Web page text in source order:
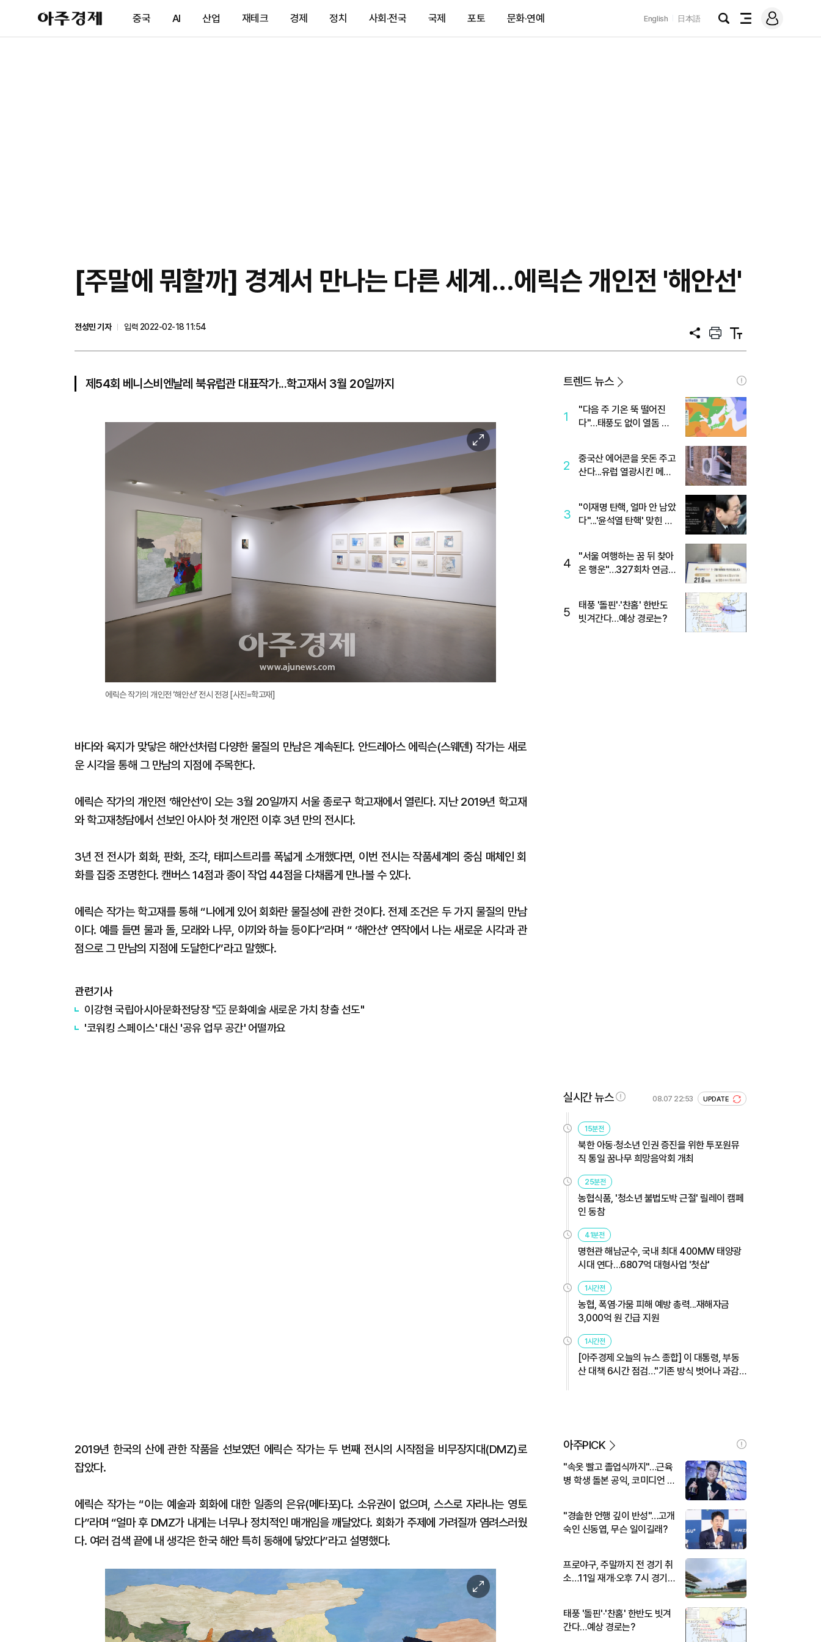
아
주
제
중국 AI 산업 재테크 경제 정치 사회·전국 국제 포토 문화·연예 English 日本語
검
전
메
그
​[주말에 뭐할까] 경계서 만나는 다른 세계...에릭슨 개인전 '해안선'
전성민 기자
입력 2022-02-18 11:54
공
프
트
텍
트
제54회 베니스비엔날레 북유럽관 대표작가...학고재서 3월 20일까지
이
미
확
대
에릭슨 작가의 개인전 ‘해안선’ 전시 전경 [사진=학고재]
바다와 육지가 맞닿은 해안선처럼 다양한 물질의 만남은 계속된다. 안드레아스 에릭슨(스웨덴) 작가는 새로
운 시각을 통해 그 만남의 지점에 주목한다.
에릭슨 작가의 개인전 ‘해안선’이 오는 3월 20일까지 서울 종로구 학고재에서 열린다. 지난 2019년 학고재
와 학고재청담에서 선보인 아시아 첫 개인전 이후 3년 만의 전시다.
3년 전 전시가 회화, 판화, 조각, 태피스트리를 폭넓게 소개했다면, 이번 전시는 작품세계의 중심 매체인 회
화를 집중 조명한다. 캔버스 14점과 종이 작업 44점을 다채롭게 만나볼 수 있다.
에릭슨 작가는 학고재를 통해 “나에게 있어 회화란 물질성에 관한 것이다. 전제 조건은 두 가지 물질의 만남
이다. 예를 들면 물과 돌, 모래와 나무, 이끼와 하늘 등이다”라며 “ ‘해안선’ 연작에서 나는 새로운 시각과 관
점으로 그 만남의 지점에 도달한다”라고 말했다.
관련기사
​이강현 국립아시아문화전당장 "亞 문화예술 새로운 가치 창출 선도"
​'코워킹 스페이스' 대신 '공유 업무 공간' 어떨까요
2019년 한국의 산에 관한 작품을 선보였던 에릭슨 작가는 두 번째 전시의 시작점을 비무장지대(DMZ)로
잡았다.
에릭슨 작가는 “이는 예술과 회화에 대한 일종의 은유(메타포)다. 소유권이 없으며, 스스로 자라나는 영토
다”라며 “얼마 후 DMZ가 내게는 너무나 정치적인 매개임을 깨달았다. 회화가 주제에 가려질까 염려스러웠
다. 여러 검색 끝에 내 생각은 한국 해안 특히 동해에 닿았다”라고 설명했다.
이
미
지
확
트렌드 뉴스
1
"다음 주 기온 뚝 떨어진
다"…태풍도 없이 열돔 박
2
중국산 에어콘을 웃돈 주고
산다...유럽 열광시킨 메이
3
"이재명 탄핵, 얼마 안 남았
다"...'윤석열 탄핵' 맞힌 무
4
"서울 여행하는 꿈 뒤 찾아
온 행운"…327회차 연금
5
태풍 '돌핀'·'찬홈' 한반도
빗겨간다…예상 경로는?
실시간 뉴스 08.07 22:53 UPDATE
15분전
북한 아동·청소년 인권 증진을 위한 투포원뮤
직 통일 꿈나무 희망음악회 개최
25분전
농협식품, '청소년 불법도박 근절' 릴레이 캠페
인 동참
41분전
명현관 해남군수, 국내 최대 400MW 태양광
시대 연다…6807억 대형사업 '첫삽'
1시간전
농협, 폭염·가뭄 피해 예방 총력...재해자금
3,000억 원 긴급 지원
1시간전
[아주경제 오늘의 뉴스 종합] 이 대통령, 부동
산 대책 6시간 점검…"기존 방식 벗어나 과감
아주PICK
"속옷 빨고 졸업식까지"…근육
병 학생 돌본 공익, 코미디언 김
"경솔한 언행 깊이 반성"…고개
숙인 신동엽, 무슨 일이길래?
프로야구, 주말까지 전 경기 취
소…11일 재개·오후 7시 경기
태풍 '돌핀'·'찬홈' 한반도 빗겨
간다…예상 경로는?